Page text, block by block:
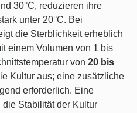
30°C, reduzieren ihre
unter 20°C. Bei
die Sterblichkeit erheblich
einem Volumen von 1 bis
von 20 bis
Kultur aus; eine zusätzliche
erforderlich. Eine
die Stabilität der Kultur